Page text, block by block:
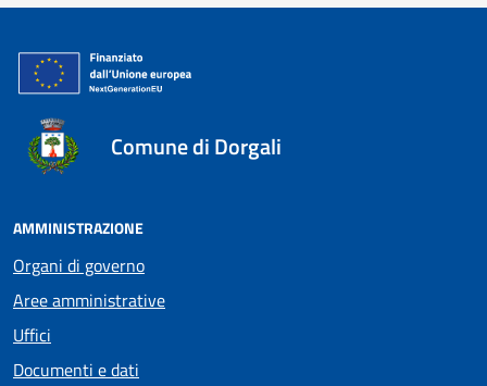
Comune di Dorgali
AMMINISTRAZIONE
Organi di governo
Aree amministrative
Uffici
Documenti e dati